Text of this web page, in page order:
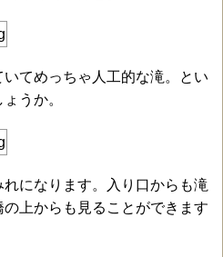
てめっちゃ人工的な滝。とい
うか。
になります。入り口からも滝
上からも見ることができます